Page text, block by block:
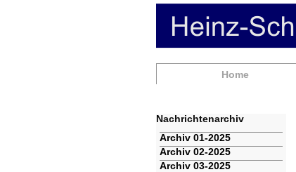
Navigation
Home
Nachrichtenarchiv
Navigation
überspringen
Archiv 01-2025
Archiv 02-2025
Archiv 03-2025